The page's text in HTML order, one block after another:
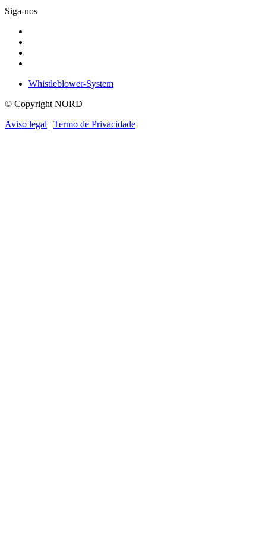
Siga-nos
Whistleblower-System
© Copyright NORD
Aviso legal | Termo de Privacidade